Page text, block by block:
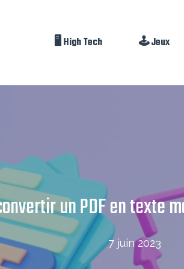
🖥️ High Tech 🕹️ Jeux
un PDF en texte
7 juin 2023